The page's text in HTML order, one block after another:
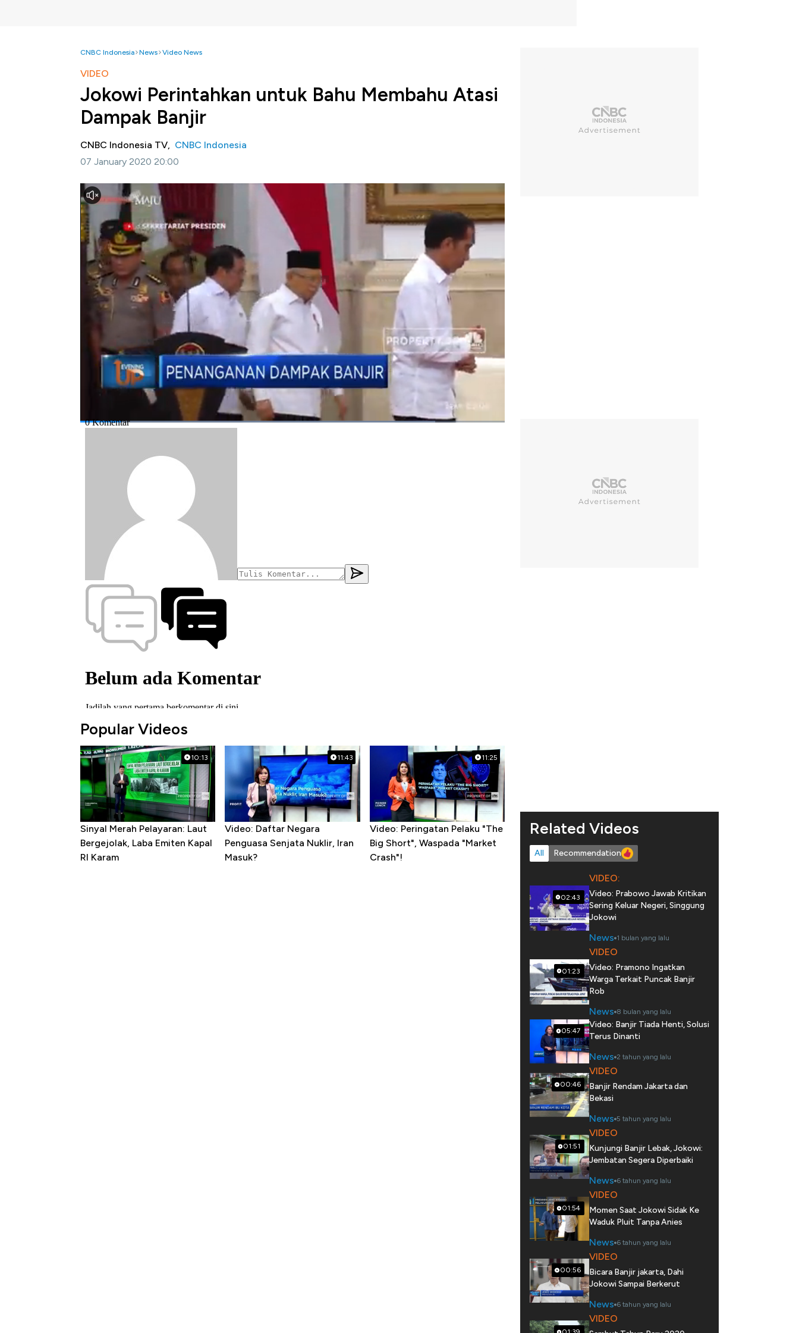
CNBC Indonesia News Video News
VIDEO
Jokowi Perintahkan untuk Bahu Membahu Atasi
Dampak Banjir
CNBC Indonesia TV, CNBC Indonesia
07 January 2020 20:00
Jakarta, CNBC Indonesia- Presiden Joko Widodo perintahkan
jajaran TNI Polri dan juga seluruh
menteri agar maksimal atasi banjir. Dalam pidato pembukaan sidang kabinet penetapan RPJMN
2020, presiden Joko Widodo perintahkan TNI Polri dan menteri terkait guna maksimal dalam atasi
bencana banjir di ibukota Jakarta dan juga berbagai daerah di Indonesia.
Simak informasi selengkapnya di program Evening Up CNBC Indonesia (Selasa, 07/01/2020) berikut
ini.
Bagikan:
#jokowi #banjir #jakarta #bencana banjir
Popular Videos
10:13
Sinyal Merah Pelayaran: Laut
Bergejolak, Laba Emiten Kapal
RI Karam
11:43
Video: Daftar Negara
Penguasa Senjata Nuklir, Iran
Masuk?
11:25
Video: Peringatan Pelaku "The
Big Short", Waspada "Market
Crash"!
Related Videos
All Recommendation
02:43
VIDEO:
Video: Prabowo Jawab Kritikan
Sering Keluar Negeri, Singgung
Jokowi
News 1 bulan yang lalu
01:23
VIDEO
Video: Pramono Ingatkan
Warga Terkait Puncak Banjir
Rob
News 8 bulan yang lalu
05:47
Video: Banjir Tiada Henti, Solusi
Terus Dinanti
News 2 tahun yang lalu
00:46
VIDEO
Banjir Rendam Jakarta dan
Bekasi
News 5 tahun yang lalu
01:51
VIDEO
Kunjungi Banjir Lebak, Jokowi:
Jembatan Segera Diperbaiki
News 6 tahun yang lalu
01:54
VIDEO
Momen Saat Jokowi Sidak Ke
Waduk Pluit Tanpa Anies
News 6 tahun yang lalu
00:56
VIDEO
Bicara Banjir jakarta, Dahi
Jokowi Sampai Berkerut
News 6 tahun yang lalu
VIDEO